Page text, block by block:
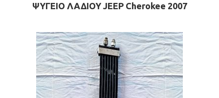
ΨΥΓΕΙΟ ΛΑΔΙΟΥ JEEP Cherokee 2007